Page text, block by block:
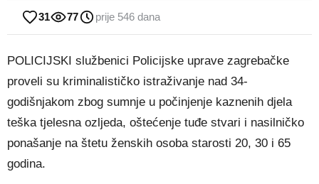
31 77 prije 546 dana
POLICIJSKI službenici Policijske uprave zagrebačke
proveli su kriminalističko istraživanje nad 34-
godišnjakom zbog sumnje u počinjenje kaznenih djela
teška tjelesna ozljeda, oštećenje tuđe stvari i nasilničko
ponašanje na štetu ženskih osoba starosti 20, 30 i 65
godina.